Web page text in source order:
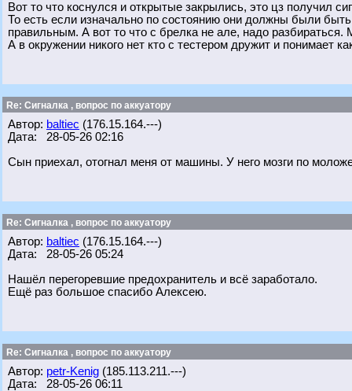
Вот то что коснулся и открытые закрылись, это цз получил
То есть если изначально по состоянию они должны были
правильным. А вот то что с брелка не але, надо разбираться.
А в окружении никого нет кто с тестером дружит и понимает
Re: Сигналка , вопрос по аккуатору
Автор: baltiec (176.15.164.---)
Дата: 28-05-26 02:16
Сын приехал, отогнал меня от машины. У него мозги по
Re: Сигналка , вопрос по аккуатору
Автор: baltiec (176.15.164.---)
Дата: 28-05-26 05:24
Нашёл перегоревшие предохранитель и всё заработало.
Ещё раз большое спасибо Алексею.
Re: Сигналка , вопрос по аккуатору
Автор: petr-Kenig (185.113.211.---)
Дата: 28-05-26 06:11